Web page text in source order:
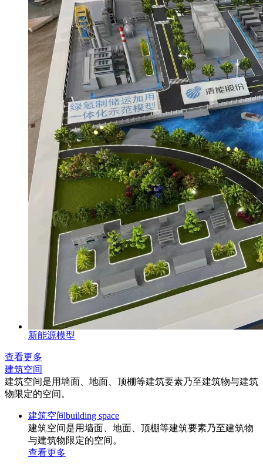
新能源模型
查看更多
建筑空间
建筑空间是用墙面、地面、顶棚等建筑要素乃至建筑物与建筑
物限定的空间。
建筑空间building space
建筑空间是用墙面、地面、顶棚等建筑要素乃至建筑物
与建筑物限定的空间。
查看更多